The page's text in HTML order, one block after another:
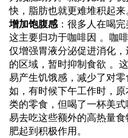
快，脂肪也就更难堆积起来
增加饱腹感：很多人在喝完
这主要归功于咖啡因 。咖
仅增强胃液分泌促进消化
的区域，暂时抑制食欲 。
易产生饥饿感，减少了对
如，有时候下午工作时，
类的零食，但喝了一杯美
易去吃这些额外的高热量
肥起到积极作用。